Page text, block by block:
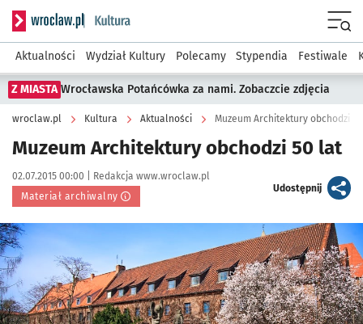
Serwis informacyjny wroclaw.pl podserwis: Kultura
Aktualności Wydział Kultury Polecamy Stypendia Festiwale
Z MIASTA Wrocławska Potańcówka za nami. Zobaczcie zdjęcia
wroclaw.pl Kultura Aktualności Muzeum Architektury obchodzi
Muzeum Architektury obchodzi 50 lat
Data publikacji:
02.07.2015 00:00 | Autor:
Redakcja www.wroclaw.pl
Materiał archiwalny
Udostępnijartykuł
Kliknij, aby powiększyć